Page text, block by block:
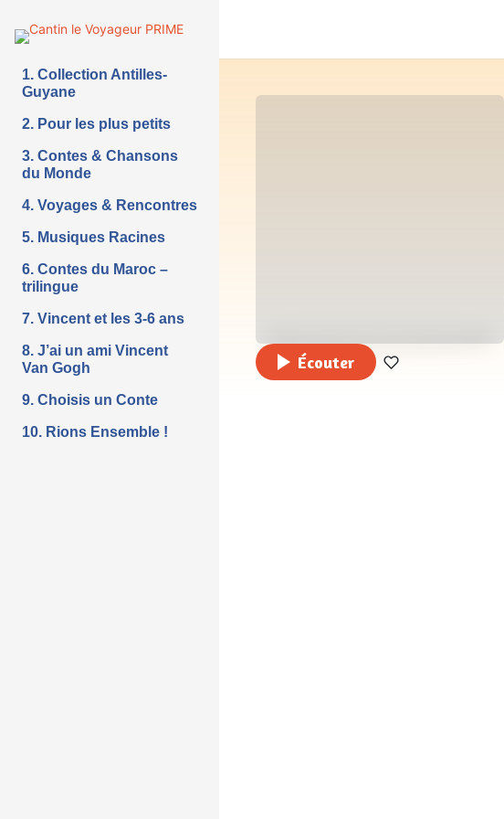
1. Collection Antilles-
Guyane
2. Pour les plus petits
3. Contes & Chansons
du Monde
4. Voyages & Rencontres
5. Musiques Racines
6. Contes du Maroc –
trilingue
7. Vincent et les 3-6 ans
8. J’ai un ami Vincent
Van Gogh
9. Choisis un Conte
10. Rions Ensemble !
Écouter